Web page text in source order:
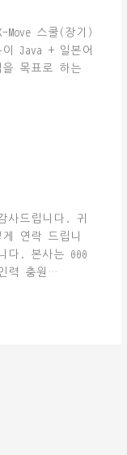
Move 스쿨(장기)
Java + 일본어
목표로 하는
사드립니다. 귀
연락 드립니
다. 본사는 000
력 충원…